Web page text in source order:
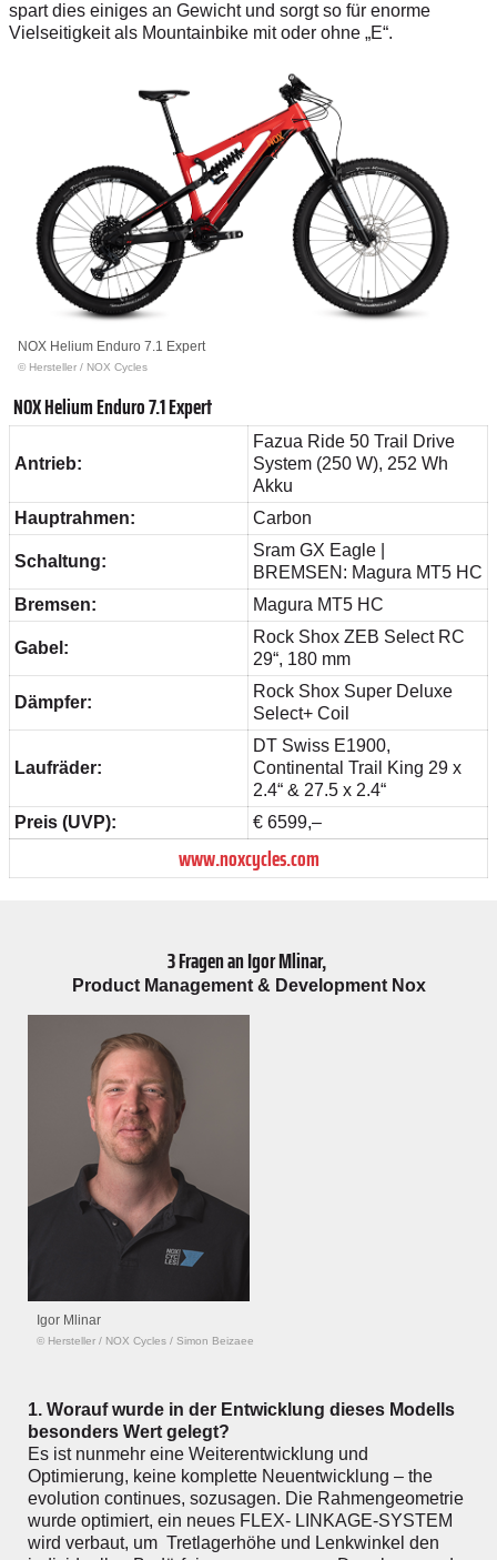
spart dies einiges an Gewicht und sorgt so für enorme
Vielseitigkeit als Mountainbike mit oder ohne „E“.
NOX Helium Enduro 7.1 Expert
© Hersteller / NOX Cycles
NOX Helium Enduro 7.1 Expert
Antrieb:
Fazua Ride 50 Trail Drive
System (250 W), 252 Wh
Akku
Hauptrahmen:
Carbon
Schaltung:
Sram GX Eagle |
BREMSEN: Magura MT5 HC
Bremsen:
Magura MT5 HC
Gabel:
Rock Shox ZEB Select RC
29“, 180 mm
Dämpfer:
Rock Shox Super Deluxe
Select+ Coil
Laufräder:
DT Swiss E1900,
Continental Trail King 29 x
2.4“ & 27.5 x 2.4“
Preis (UVP):
€ 6599,–
www.noxcycles.com
3 Fragen an Igor Mlinar,
Product Management & Development Nox
Igor Mlinar
© Hersteller / NOX Cycles / Simon Beizaee
1. Worauf wurde in der Entwicklung dieses Modells
besonders Wert gelegt?
Es ist nunmehr eine Weiterentwicklung und
Optimierung, keine komplette Neuentwicklung – the
evolution continues, sozusagen. Die Rahmengeometrie
wurde optimiert, ein neues FLEX- LINKAGE-SYSTEM
wird verbaut, um Tretlagerhöhe und Lenkwinkel den